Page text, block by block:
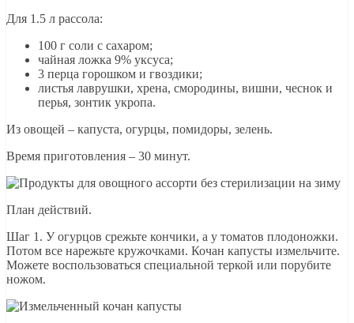
Для 1.5 л рассола:
100 г соли с сахаром;
чайная ложка 9% уксуса;
3 перца горошком и гвоздики;
листья лаврушки, хрена, смородины, вишни, чеснок и
перья, зонтик укропа.
Из овощей – капуста, огурцы, помидоры, зелень.
Время приготовления – 30 минут.
План действий.
Шаг 1. У огурцов срежьте кончики, а у томатов плодоножки.
Потом все нарежьте кружочками. Кочан капусты измельчите.
Можете воспользоваться специальной теркой или порубите
ножом.